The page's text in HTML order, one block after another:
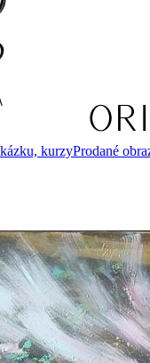
kurzyProdané